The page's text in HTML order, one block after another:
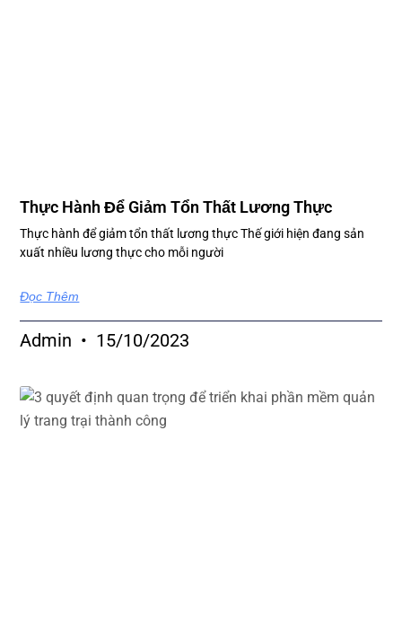
Thực Hành Để Giảm Tổn Thất Lương Thực
Thực hành để giảm tổn thất lương thực Thế giới hiện đang sản
xuất nhiều lương thực cho mỗi người
Đọc Thêm
Admin 15/10/2023